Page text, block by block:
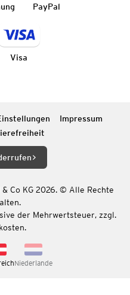
PayPal
Visa
Impressum
Co KG 2026. © Alle Rechte
der Mehrwertsteuer, zzgl.
Niederlande